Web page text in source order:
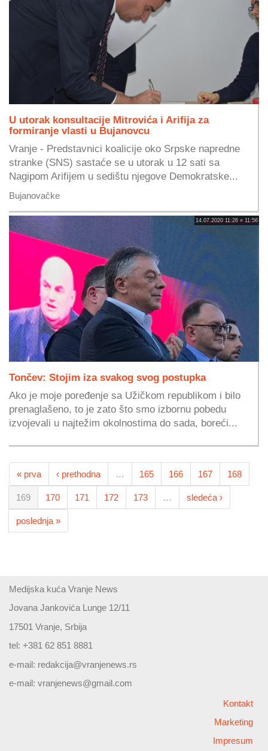
U utorak konsultacije Mitrovića i Arifija za
formiranje vlasti u Bujanovcu
Vranje - Predstavnici koalicije oko Srpske napredne
stranke (SNS) sastaće se u utorak u 12 sati sa
Nagipom Arifijem u sedištu njegove Demokratske...
Bujanovačke
14.07.2020 11:26 » 11:56
Tončev: Stojim iza svakog svog postupka
Ako je moje poređenje sa Užičkom republikom i bilo
prenaglašeno, to je zato što smo izbornu pobedu
izvojevali u najtežim okolnostima do sada, boreći...
« prva ‹ prethodna … 165 166 167 168
169 170 171 172 173 … sledeća ›
poslednja »
Medijska kuća Vranje News
Jovana Jankovića Lunge 12/11
17501 Vranje, Srbija
tel: +381 62 851 8881
e-mail: redakcija@vranjenews.rs
e-mail: vranjenews@gmail.com
Kontakt
Marketing
Impresum